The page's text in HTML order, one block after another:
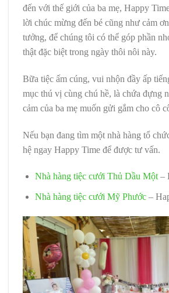
đến với thế giới của ba mẹ, Happy
lời chúc mừng đến bé cũng như cảm
tưởng, để chúng tôi có thể góp phần
thật đặc biệt trong ngày thôi nôi này.
Bữa tiệc ấm cúng, vui nhộn đầy ấp
mục thú vị cùng chú hề, là chứa đựng
cảm của ba mẹ muốn gửi gắm cho cô
Nếu bạn đang tìm một nhà hàng tổ
hệ ngay Happy Time để được tư vấn.
Nhà hàng tiệc cưới Thủ Dầu Một–
Nhà hàng tiệc cưới Mỹ Phước–